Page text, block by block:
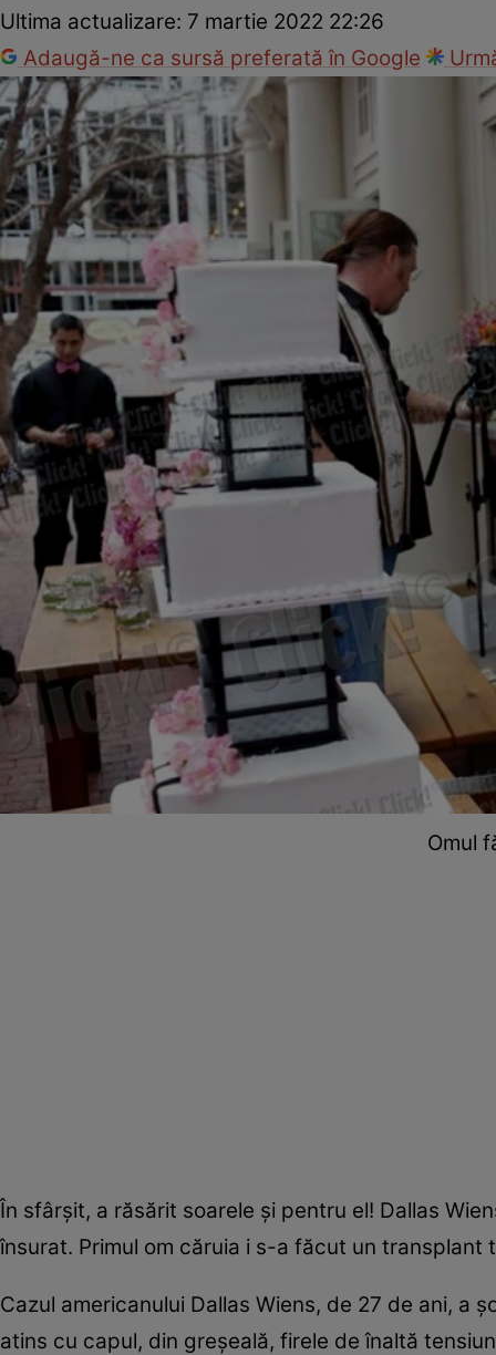
Ultima actualizare: 7 martie 2022 22:26
Adaugă-ne ca sursă preferată în Google
Omul
În sfârşit, a răsărit soarele şi pentru el! Dallas
însurat. Primul om căruia i s-a făcut un
Cazul americanului Dallas Wiens, de 27 de ani, a
atins cu capul, din greşeală, firele de înaltă